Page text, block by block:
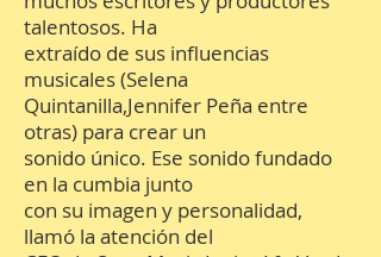
talentosos. Ha
extraído de sus influencias
musicales (Selena
Quintanilla,Jennifer Peña entre
otras) para crear un
sonido único. Ese sonido fundado
en la cumbia junto
con su imagen y personalidad,
llamó la atención del